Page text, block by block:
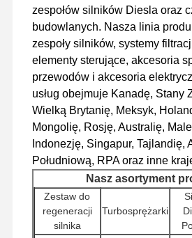
Sprawy
Silnik Perkinsa
Silnik Yanmar
Silnik Kubota
Silnik Isuzu
Silnik CUMMINS
zespołów silników Diesla oraz
budowlanych. Nasza linia
zespoły silników, systemy
elementy sterujące, akcesoria
przewodów i akcesoria
usług obejmuje Kanadę, Stany
Wielką Brytanię, Meksyk,
Mongolię, Rosję, Australię,
Indonezję, Singapur, Tajlandię,
Południową, RPA oraz inne
Nasz asortyment
Zestaw do
regeneracji
silnika
Turbosprężarki